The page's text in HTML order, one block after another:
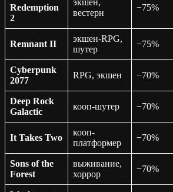
Redemption
2
экшен,
вестерн
−75%
Remnant II
экшен-RPG,
шутер
−75%
Cyberpunk
2077
RPG, экшен −70%
Deep Rock
Galactic
кооп-шутер −70%
It Takes Two
кооп-
платформер
−70%
Sons of the
Forest
выживание,
хоррор
−70%